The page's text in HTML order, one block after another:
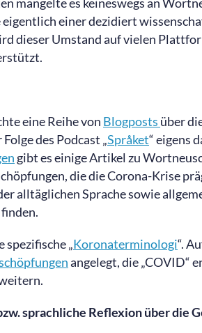
einer dezidiert
dieser Umstand auf vielen
eine Reihe von Blogposts über
des Podcast „Språket“ eigens
gibt es einige Artikel zu
die die Corona-Krise
alltäglichen Sprache sowie
„Koronaterminologi“.
angelegt, die „COVID“
sprachliche Reflexion über die